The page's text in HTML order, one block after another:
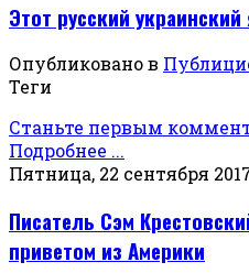
Этот русский
Опубликовано в
Теги
Станьте первым
Подробнее ...
Пятница, 22 сентября
Писатель Сэм
приветом из Америки